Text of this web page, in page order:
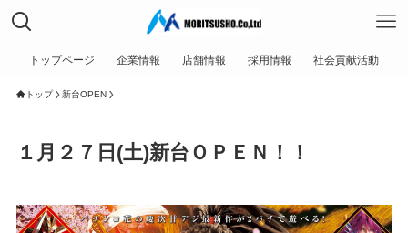
トップページ 企業情報 店舗情報 採用情報 社会貢献活動
トップ 新台OPEN
１月２７日(土)新台ＯＰＥＮ！！